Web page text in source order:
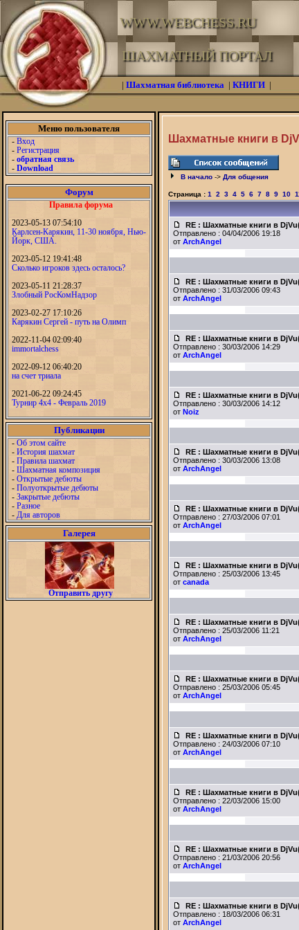
WWW.WEBCHESS.RU
ШАХМАТНЫЙ ПОРТАЛ
| Шахматная библиотека | КНИГИ |
Меню пользователя
- Вход
- Регистрация
- обратная связь
- Download
Форум
Правила форума
2023-05-13 07:54:10
Карлсен-Карякин, 11-30 ноября, Нью-
Йорк, США.
2023-05-12 19:41:48
Сколько игроков здесь осталось?
2023-05-11 21:28:37
Злобный РосКомНадзор
2023-02-27 17:10:26
Карякин Сергей - путь на Олимп
2022-11-04 02:09:40
immortalchess
2022-09-12 06:40:20
на счет триала
2021-06-22 09:24:45
Турнир 4х4 - Февраль 2019
Публикации
- Об этом сайте
- История шахмат
- Правила шахмат
- Шахматная композиция
- Открытые дебюты
- Полуоткрытые дебюты
- Закрытые дебюты
- Разное
- Для авторов
Галерея
Отправить другу
Шахматные книги в
В начало -> Для общения
Страница : 1 2 3 4 5 6 7 8 9 10
RE : Шахматные книги в
Отправлено : 04/04/2006 19:18
от ArchAngel
RE : Шахматные книги в
Отправлено : 31/03/2006 09:43
от ArchAngel
RE : Шахматные книги в
Отправлено : 30/03/2006 14:29
от ArchAngel
RE : Шахматные книги в
Отправлено : 30/03/2006 14:12
от Noiz
RE : Шахматные книги в
Отправлено : 30/03/2006 13:08
от ArchAngel
RE : Шахматные книги в
Отправлено : 27/03/2006 07:01
от ArchAngel
RE : Шахматные книги в
Отправлено : 25/03/2006 13:45
от canada
RE : Шахматные книги в
Отправлено : 25/03/2006 11:21
от ArchAngel
RE : Шахматные книги в
Отправлено : 25/03/2006 05:45
от ArchAngel
RE : Шахматные книги в
Отправлено : 24/03/2006 07:10
от ArchAngel
RE : Шахматные книги в
Отправлено : 22/03/2006 15:00
от ArchAngel
RE : Шахматные книги в
Отправлено : 21/03/2006 20:56
от ArchAngel
RE : Шахматные книги в
Отправлено : 18/03/2006 06:31
от ArchAngel